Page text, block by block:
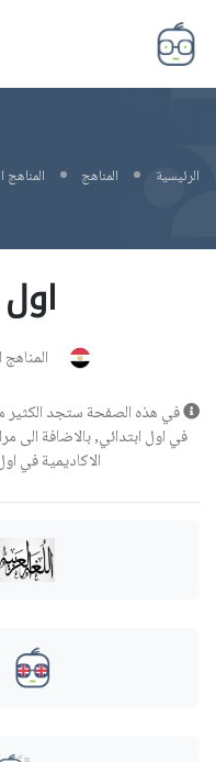
الرئيسية المناهج المناهج
في هذه الصفحة ستجد الكثير
في اول ابتدائي, بالاضافة الى
الاكاديمية في